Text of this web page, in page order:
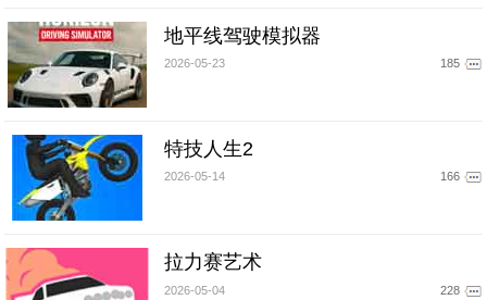
地平线驾驶模拟器
2026-05-23 185
特技人生2
2026-05-14 166
拉力赛艺术
2026-05-04 228